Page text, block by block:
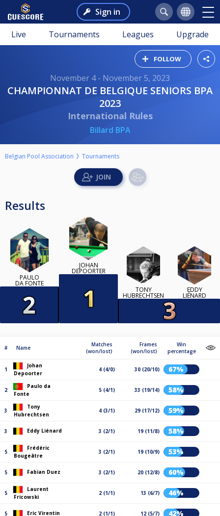
Sign in
Live Tournaments Leagues Upgrade
FOLLOW
November 4 - November 5, 2023
CHAMPIONNAT DE BELGIQUE SENIORS BPA
2023
International Rules
Billard BPA
Belgian Pool Association Tournaments
Results
PAULO
DA FONTE
JOHAN
DEPOORTER
TONY
HUBRECHTSEN
EDDY
LIÉNARD
# Name
Matches
(won/lost)
Frames
(won/lost)
Win
percentage
1
Johan
Depoorter
4 (4/0) 30 (20/10) 67%
2
Paulo da
Fonte
5 (4/1) 33 (19/14) 58%
3
Tony
Hubrechtsen
4 (3/1) 29 (17/12) 59%
3 Eddy Liénard 3 (2/1) 19 (11/8) 58%
5
Frédéric
Bougeâtre
3 (2/1) 19 (10/9) 53%
5 Fabian Duez 3 (2/1) 20 (12/8) 60%
5
Laurent
Fricowski
2 (1/1) 13 (6/7) 46%
5 Eric Virentin 2 (1/1) 12 (5/7) 42%